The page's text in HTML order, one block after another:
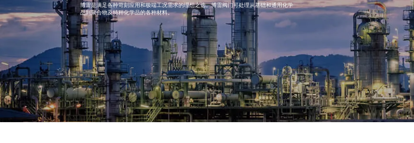
博雷是满足各种苛刻应用和极端工况需求的理想之选。博雷阀门可处理从基础和通用化学
品到聚合物及特种化学品的各种材料。